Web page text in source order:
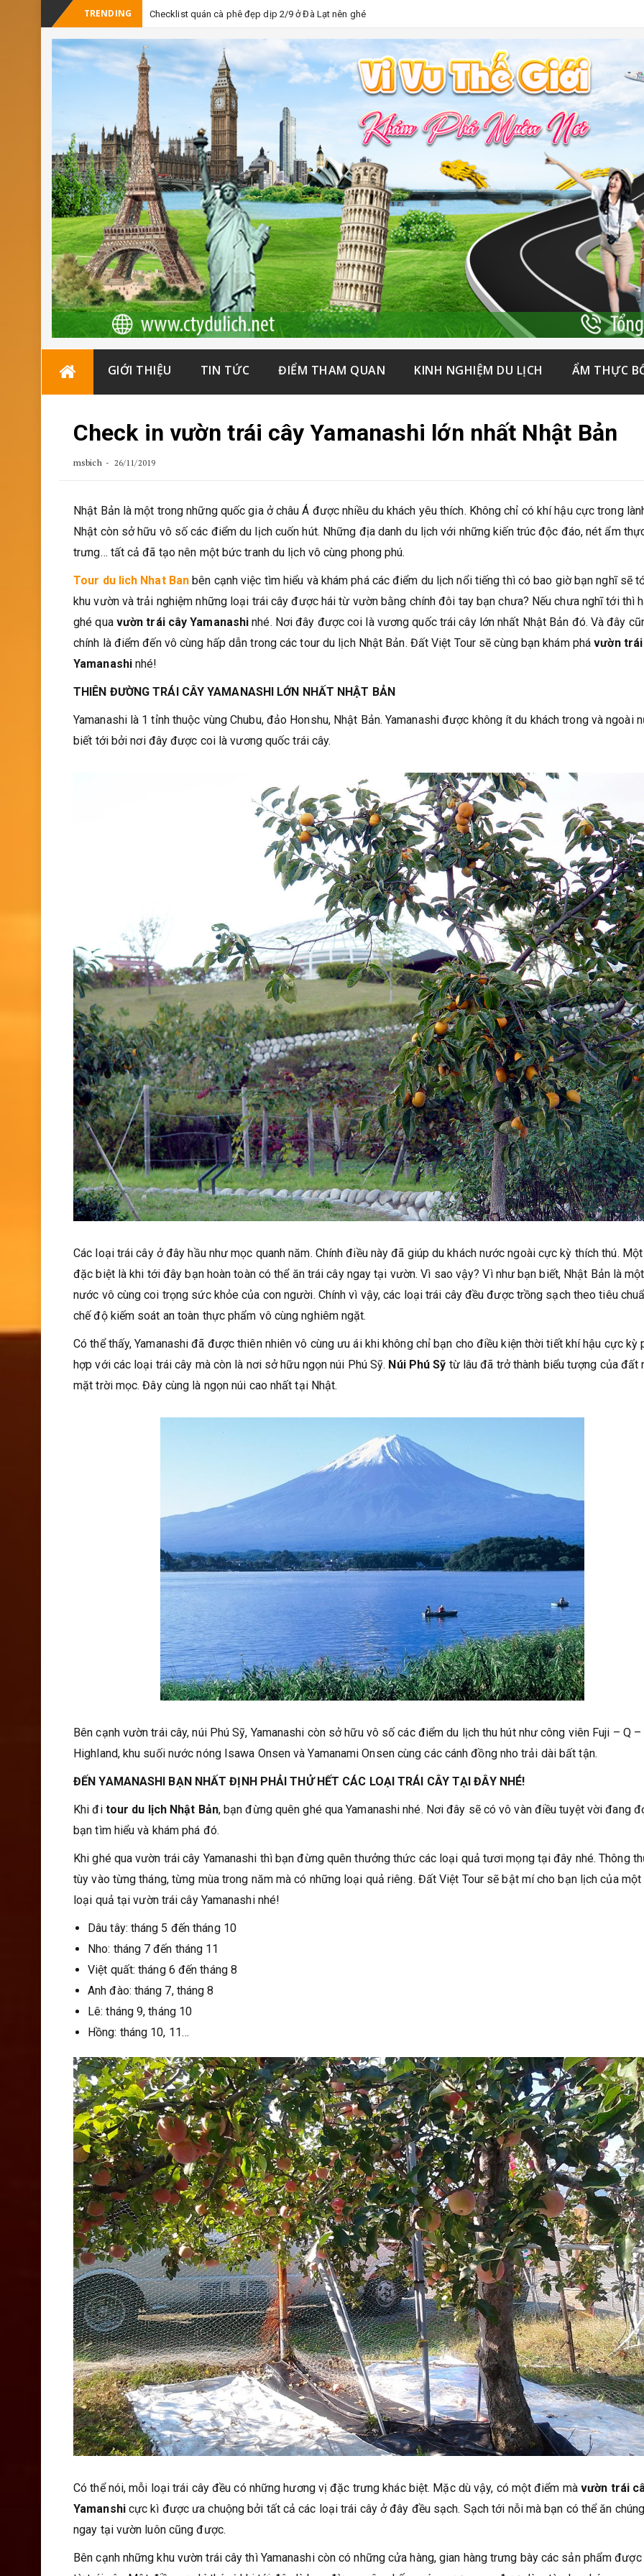
TRENDING Checklist quán cà phê đẹp dịp 2/9 ở Đà Lạt nên ghé
GIỚI THIỆU TIN TỨC ĐIỂM THAM QUAN KINH NGHIỆM DU LỊCH ẨM THỰC
Check in vườn trái cây Yamanashi lớn nhất Nhật Bản
msbich 26/11/2019
Nhật Bản là một trong những quốc gia ở châu Á được nhiều du khách yêu thích. Không chỉ có khí hậu cực trong
Nhật còn sở hữu vô số các điểm du lịch cuốn hút. Những địa danh du lịch với những kiến trúc độc đáo, nét ẩm
trưng… tất cả đã tạo nên một bức tranh du lịch vô cùng phong phú.
Tour du lich Nhat Ban bên cạnh việc tìm hiểu và khám phá các điểm du lịch nổi tiếng thì có bao giờ bạn nghĩ sẽ
khu vườn và trải nghiệm những loại trái cây được hái từ vườn bằng chính đôi tay bạn chưa? Nếu chưa nghĩ tới thì
ghé qua vườn trái cây Yamanashi nhé. Nơi đây được coi là vương quốc trái cây lớn nhất Nhật Bản đó. Và đây
chính là điểm đến vô cùng hấp dẫn trong các tour du lịch Nhật Bản. Đất Việt Tour sẽ cùng bạn khám phávườn
Yamanashinhé!
THIÊN ĐƯỜNG TRÁI CÂY YAMANASHI LỚN NHẤT NHẬT BẢN
Yamanashi là 1 tỉnh thuộc vùng Chubu, đảo Honshu, Nhật Bản. Yamanashi được không ít du khách trong và ngoài
biết tới bởi nơi đây được coi là vương quốc trái cây.
Các loại trái cây ở đây hầu như mọc quanh năm. Chính điều này đã giúp du khách nước ngoài cực kỳ thích thú.
đặc biệt là khi tới đây bạn hoàn toàn có thể ăn trái cây ngay tại vườn. Vì sao vậy? Vì như bạn biết, Nhật Bản là
nước vô cùng coi trọng sức khỏe của con người. Chính vì vậy, các loại trái cây đều được trồng sạch theo tiêu
chế độ kiếm soát an toàn thực phẩm vô cùng nghiêm ngặt.
Có thể thấy, Yamanashi đã được thiên nhiên vô cùng ưu ái khi không chỉ bạn cho điều kiện thời tiết khí hậu cực kỳ
hợp với các loại trái cây mà còn là nơi sở hữu ngọn núi Phú Sỹ. Núi Phú Sỹ từ lâu đã trở thành biểu tượng của đất
mặt trời mọc. Đây cùng là ngọn núi cao nhất tại Nhật.
Bên cạnh vườn trái cây, núi Phú Sỹ, Yamanashi còn sở hữu vô số các điểm du lịch thu hút như công viên Fuji – Q –
Highland, khu suối nước nóng Isawa Onsen và Yamanami Onsen cùng các cánh đồng nho trải dài bất tận.
ĐẾN YAMANASHI BẠN NHẤT ĐỊNH PHẢI THỬ HẾT CÁC LOẠI TRÁI CÂY TẠI ĐÂY NHÉ!
Khi đi tour du lịch Nhật Bản, bạn đừng quên ghé qua Yamanashi nhé. Nơi đây sẽ có vô vàn điều tuyệt vời đang
bạn tìm hiểu và khám phá đó.
Khi ghé qua vườn trái cây Yamanashi thì bạn đừng quên thưởng thức các loại quả tươi mọng tại đây nhé. Thông
tùy vào từng tháng, từng mùa trong năm mà có những loại quả riêng. Đất Việt Tour sẽ bật mí cho bạn lịch của một
loại quả tại vườn trái cây Yamanashi nhé!
Dâu tây: tháng 5 đến tháng 10
Nho: tháng 7 đến tháng 11
Việt quất: tháng 6 đến tháng 8
Anh đào: tháng 7, tháng 8
Lê: tháng 9, tháng 10
Hồng: tháng 10, 11…
Có thể nói, mỗi loại trái cây đều có những hương vị đặc trưng khác biệt. Mặc dù vậy, có một điểm màvườn trái
Yamanshi cực kì được ưa chuộng bởi tất cả các loại trái cây ở đây đều sạch. Sạch tới nỗi mà bạn có thể ăn
ngay tại vườn luôn cũng được.
Bên cạnh những khu vườn trái cây thì Yamanashi còn có những cửa hàng, gian hàng trưng bày các sản phẩm